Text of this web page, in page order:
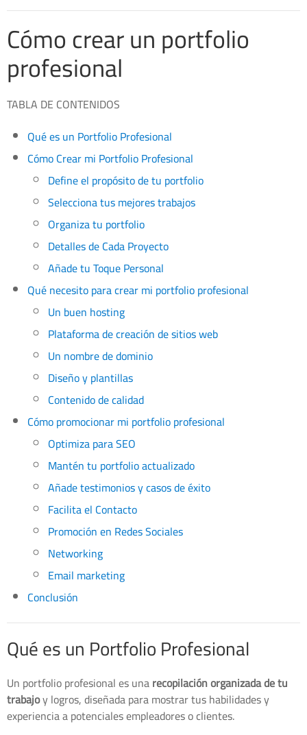
Cómo crear un portfolio
profesional
TABLA DE CONTENIDOS
Qué es un Portfolio Profesional
Cómo Crear mi Portfolio Profesional
Define el propósito de tu portfolio
Selecciona tus mejores trabajos
Organiza tu portfolio
Detalles de Cada Proyecto
Añade tu Toque Personal
Qué necesito para crear mi portfolio profesional
Un buen hosting
Plataforma de creación de sitios web
Un nombre de dominio
Diseño y plantillas
Contenido de calidad
Cómo promocionar mi portfolio profesional
Optimiza para SEO
Mantén tu portfolio actualizado
Añade testimonios y casos de éxito
Facilita el Contacto
Promoción en Redes Sociales
Networking
Email marketing
Conclusión
Qué es un Portfolio Profesional
Un portfolio profesional es unarecopilación organizada de tu
trabajoy logros, diseñada para mostrar tus habilidades y
experiencia a potenciales empleadores o clientes.